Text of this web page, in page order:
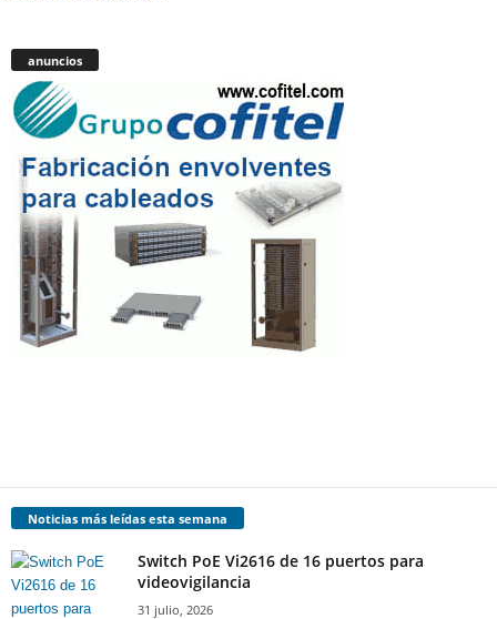
anuncios
Noticias más leídas esta semana
Switch PoE Vi2616 de 16 puertos para
videovigilancia
31 julio, 2026